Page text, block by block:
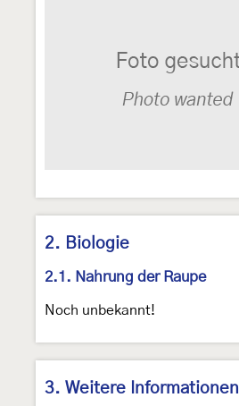
2. Biologie
2.1. Nahrung der Raupe
Noch unbekannt!
3. Weitere Informationen